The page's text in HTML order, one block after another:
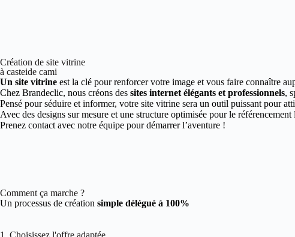
Création de site vitrine
à casteide cami
Un site vitrine est la clé pour renforcer votre image et vous faire connaître
Chez Brandeclic, nous créons des sites internet élégants et professionnels,
Pensé pour séduire et informer, votre site vitrine sera un outil puissant pour
Avec des designs sur mesure et une structure optimisée pour le
Prenez contact avec notre équipe pour démarrer l’aventure !
Comment ça marche ?
Un processus de création simple délégué à 100%
1. Choisissez l'offre adaptée